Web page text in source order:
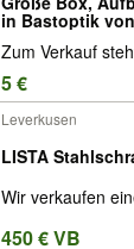
in Bastoptik
Zum Verkauf
5 €
Leverkusen
LISTA
Wir verkaufen
450 € VB